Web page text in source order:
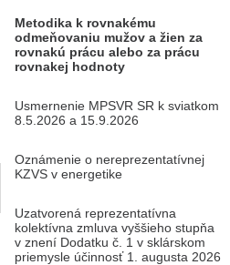
Metodika k rovnakému
odmeňovaniu mužov a žien za
rovnakú prácu alebo za prácu
rovnakej hodnoty
Usmernenie MPSVR SR k sviatkom
8.5.2026 a 15.9.2026
Oznámenie o nereprezentatívnej
KZVS v energetike
Uzatvorená reprezentatívna
kolektívna zmluva vyššieho stupňa
v znení Dodatku č. 1 v sklárskom
priemysle účinnosť 1. augusta 2026